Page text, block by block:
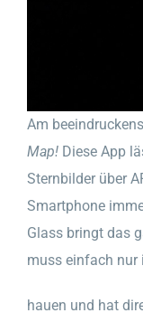
Am
Map! Diese App
Sternbilder über
Smartphone
Glass bringt das
muss einfach nur
hauen und hat